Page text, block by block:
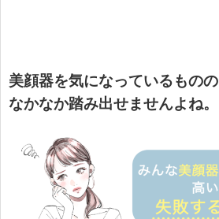
美顔器を気になっているものの
なかなか踏み出せませんよね。